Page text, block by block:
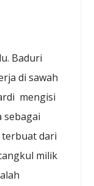
Baduri
di sawah
mengisi
sebagai
terbuat dari
milik